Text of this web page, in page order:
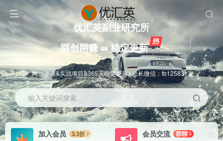
优汇英副业研究所
网创网赚 ∞ 稳定更新
网创资源&实战项目&365天稳定更新&站长微信：tb1258313
输入关键词搜索
加入会员
3.3折
会员交流
群聊